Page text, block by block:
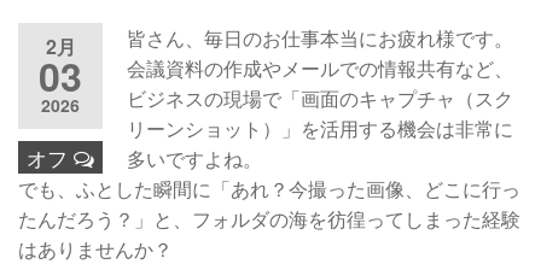
2月
03
2026
オフ
皆さん、毎日のお仕事本当にお疲れ様です。
会議資料の作成やメールでの情報共有など、
ビジネスの現場で「画面のキャプチャ（スク
リーンショット）」を活用する機会は非常に
多いですよね。
でも、ふとした瞬間に「あれ？今撮った画像、どこに行っ
たんだろう？」と、フォルダの海を彷徨ってしまった経験
はありませんか？